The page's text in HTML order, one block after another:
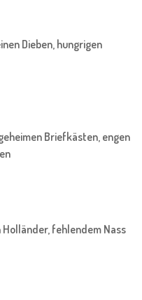
Dieben, hungrigen
Briefkästen, engen
Holländer, fehlendem Nass